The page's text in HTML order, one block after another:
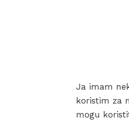
Ja imam
koristim za
mogu